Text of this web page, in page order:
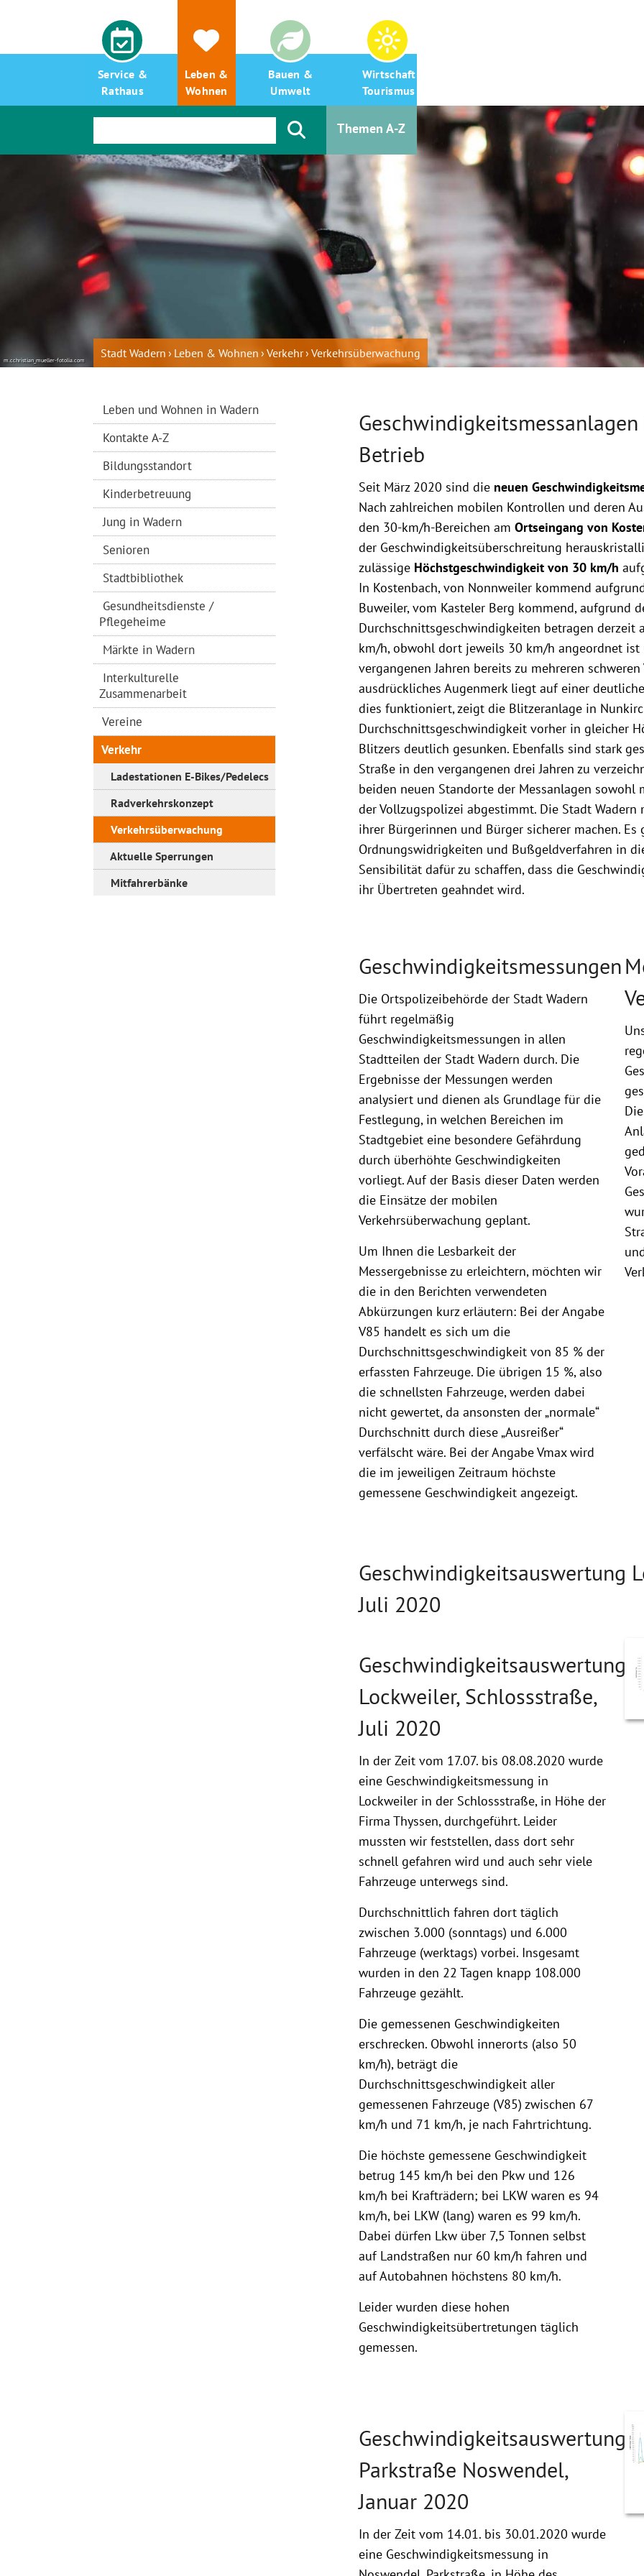
Service &
Rathaus
Leben &
Wohnen
Bauen &
Umwelt
Wirtschaft &
Tourismus
Themen A-Z
m.cchristian_mueller-fotolia.com Stadt Wadern Leben & Wohnen Verkehr Verkehrsüberwachung
Leben und Wohnen in Wadern
Kontakte A-Z
Bildungsstandort
Kinderbetreuung
Jung in Wadern
Senioren
Stadtbibliothek
Gesundheitsdienste /
Pflegeheime
Märkte in Wadern
Interkulturelle
Zusammenarbeit
Vereine
Verkehr
Ladestationen E-Bikes/Pedelecs
Radverkehrskonzept
Verkehrsüberwachung
Aktuelle Sperrungen
Mitfahrerbänke
Betrieb
Seit März 2020 sind die neuen
Nach zahlreichen mobilen Kontrollen und deren
den 30-km/h-Bereichen amOrtseingang von
der Geschwindigkeitsüberschreitung
zulässige Höchstgeschwindigkeit von 30 km/h
In Kostenbach, von Nonnweiler kommend
Buweiler, vom Kasteler Berg kommend, aufgrund
Durchschnittsgeschwindigkeiten betragen derzeit
km/h, obwohl dort jeweils 30 km/h angeordnet
vergangenen Jahren bereits zu mehreren
ausdrückliches Augenmerk liegt auf einer
dies funktioniert, zeigt die Blitzeranlage in
Durchschnittsgeschwindigkeit vorher in gleicher
Blitzers deutlich gesunken. Ebenfalls sind stark
Straße in den vergangenen drei Jahren zu
beiden neuen Standorte der Messanlagen sowohl
der Vollzugspolizei abgestimmt. Die Stadt
ihrer Bürgerinnen und Bürger sicherer machen.
Ordnungswidrigkeiten und Bußgeldverfahren in
Sensibilität dafür zu schaffen, dass die
ihr Übertreten geahndet wird.
Geschwindigkeitsmessungen
Die Ortspolizeibehörde der Stadt Wadern
führt regelmäßig
Geschwindigkeitsmessungen in allen
Stadtteilen der Stadt Wadern durch. Die
Ergebnisse der Messungen werden
analysiert und dienen als Grundlage für die
Festlegung, in welchen Bereichen im
Stadtgebiet eine besondere Gefährdung
durch überhöhte Geschwindigkeiten
vorliegt. Auf der Basis dieser Daten werden
die Einsätze der mobilen
Verkehrsüberwachung geplant.
Um Ihnen die Lesbarkeit der
Messergebnisse zu erleichtern, möchten wir
die in den Berichten verwendeten
Abkürzungen kurz erläutern: Bei der Angabe
V85 handelt es sich um die
Durchschnittsgeschwindigkeit von 85 % der
erfassten Fahrzeuge. Die übrigen 15 %, also
die schnellsten Fahrzeuge, werden dabei
nicht gewertet, da ansonsten der „normale“
Durchschnitt durch diese „Ausreißer“
verfälscht wäre. Bei der Angabe Vmax wird
die im jeweiligen Zeitraum höchste
gemessene Geschwindigkeit angezeigt.
Geschwindigkeitsauswertung
Juli 2020
Geschwindigkeitsauswertung
Lockweiler, Schlossstraße,
Juli 2020
In der Zeit vom 17.07. bis 08.08.2020 wurde
eine Geschwindigkeitsmessung in
Lockweiler in der Schlossstraße, in Höhe der
Firma Thyssen, durchgeführt. Leider
mussten wir feststellen, dass dort sehr
schnell gefahren wird und auch sehr viele
Fahrzeuge unterwegs sind.
Durchschnittlich fahren dort täglich
zwischen 3.000 (sonntags) und 6.000
Fahrzeuge (werktags) vorbei. Insgesamt
wurden in den 22 Tagen knapp 108.000
Fahrzeuge gezählt.
Die gemessenen Geschwindigkeiten
erschrecken. Obwohl innerorts (also 50
km/h), beträgt die
Durchschnittsgeschwindigkeit aller
gemessenen Fahrzeuge (V85) zwischen 67
km/h und 71 km/h, je nach Fahrtrichtung.
Die höchste gemessene Geschwindigkeit
betrug 145 km/h bei den Pkw und 126
km/h bei Krafträdern; bei LKW waren es 94
km/h, bei LKW (lang) waren es 99 km/h.
Dabei dürfen Lkw über 7,5 Tonnen selbst
auf Landstraßen nur 60 km/h fahren und
auf Autobahnen höchstens 80 km/h.
Leider wurden diese hohen
Geschwindigkeitsübertretungen täglich
gemessen.
Geschwindigkeitsauswertung
Parkstraße Noswendel,
Januar 2020
In der Zeit vom 14.01. bis 30.01.2020 wurde
eine Geschwindigkeitsmessung in